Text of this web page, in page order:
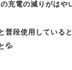
充電の減りがはや
普段使用している
💦